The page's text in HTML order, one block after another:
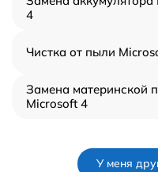
4
Чистка от пыли
Замена материнской
Microsoft 4
У меня